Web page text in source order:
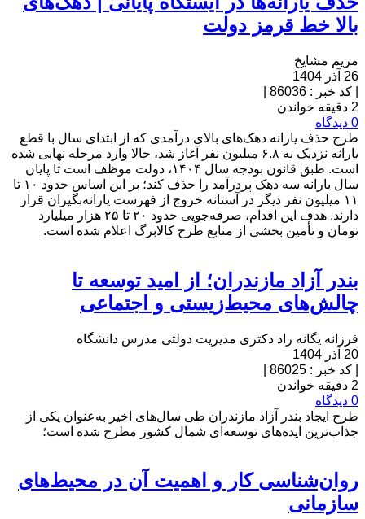
بالا خط قرمز دولت
مریم مشایخ
26 آذر 1404
کد خبر : 86036
2 دقیقه خواندن
0 دیدگاه
طرح حذف یارانه دهک‌های بالای درآمدی که از ابتدای سال با قطع
یارانه نزدیک به ۶.۸ میلیون نفر آغاز شد، حالا وارد مرحله نهایی شده
است. طبق قانون بودجه سال ۱۴۰۴، دولت موظف است تا پایان
سال یارانه سه دهک پردرآمد را حذف کند؛ بر این اساس حدود ۱۰ تا
۱۱ میلیون نفر دیگر در آستانه خروج از فهرست یارانه‌بگیران قرار
دارند. هدف این اقدام، صرفه‌جویی حدود ۲۰ تا ۲۵ هزار میلیارد
تومان و تأمین بخشی از منابع طرح کالابرگ اعلام شده است.
بندر آزاد مازندران؛ از امید توسعه تا
چالش‌های محیط‌زیستی و اجتماعی
فرزانه یگانه راد دکتری مدیریت دولتی مدرس دانشگاه
20 آذر 1404
کد خبر : 86025
2 دقیقه خواندن
0 دیدگاه
طرح ایجاد بندر آزاد مازندران طی سال‌های اخیر به‌عنوان یکی از
جذاب‌ترین ایده‌های توسعه‌ای شمال کشور مطرح شده است؛
روان‌شناسی کار و اهمیت آن در محیط‌های
سازمانی